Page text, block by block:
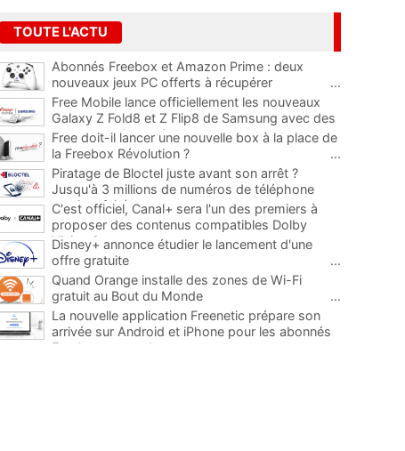
TOUTE L'ACTU
Abonnés Freebox et Amazon Prime : deux
nouveaux jeux PC offerts à récupérer
...
Free Mobile lance officiellement les nouveaux
Galaxy Z Fold8 et Z Flip8 de Samsung avec des
promos et des cadeaux
...
Free doit-il lancer une nouvelle box à la place de
la Freebox Révolution ?
...
Piratage de Bloctel juste avant son arrêt ?
Jusqu'à 3 millions de numéros de téléphone
auraient fuité
C'est officiel, Canal+ sera l'un des premiers à
proposer des contenus compatibles Dolby
Vision 2
Disney+ annonce étudier le lancement d'une
offre gratuite
...
Quand Orange installe des zones de Wi-Fi
gratuit au Bout du Monde
...
La nouvelle application Freenetic prépare son
arrivée sur Android et iPhone pour les abonnés
Freebox, testez la